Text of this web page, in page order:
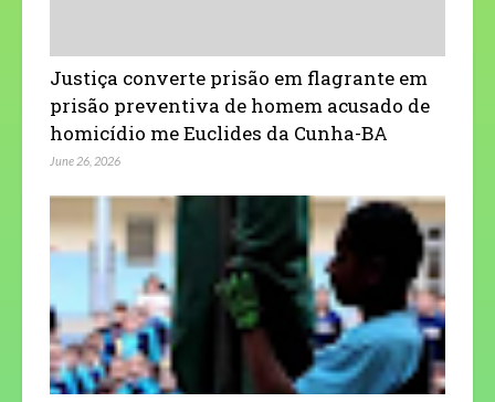
Justiça converte prisão em flagrante em
prisão preventiva de homem acusado de
homicídio me Euclides da Cunha-BA
June 26, 2026